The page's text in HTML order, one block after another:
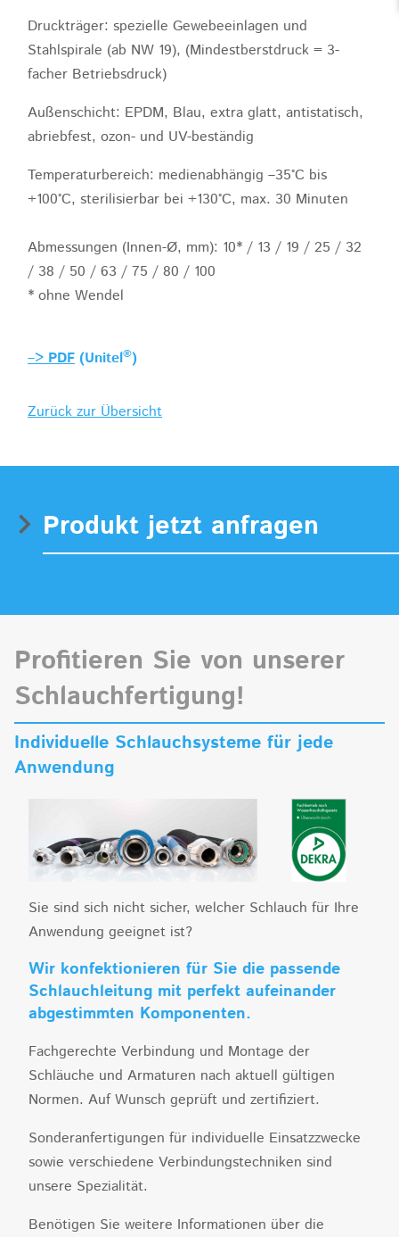
Druckträger: spezielle Gewebeeinlagen und
Stahlspirale (ab NW 19), (Mindestberstdruck = 3-
facher Betriebsdruck)
Außenschicht: EPDM, Blau, extra glatt, antistatisch,
abriebfest, ozon- und UV-beständig
Temperaturbereich: medienabhängig –35°C bis
+100°C, sterilisierbar bei +130°C, max. 30 Minuten
Abmessungen (Innen-Ø, mm): 10* / 13 / 19 / 25 / 32
/ 38 / 50 / 63 / 75 / 80 / 100
* ohne Wendel
–> PDF (Unitel®)
Zurück zur Übersicht
Produkt jetzt anfragen
Profitieren Sie von unserer
Schlauchfertigung!
Individuelle Schlauchsysteme für jede
Anwendung
Sie sind sich nicht sicher, welcher Schlauch für Ihre
Anwendung geeignet ist?
Wir konfektionieren für Sie die passende
Schlauchleitung mit perfekt aufeinander
abgestimmten Komponenten.
Fachgerechte Verbindung und Montage der
Schläuche und Armaturen nach aktuell gültigen
Normen. Auf Wunsch geprüft und zertifiziert.
Sonderanfertigungen für individuelle Einsatzzwecke
sowie verschiedene Verbindungstechniken sind
unsere Spezialität.
Benötigen Sie weitere Informationen über die